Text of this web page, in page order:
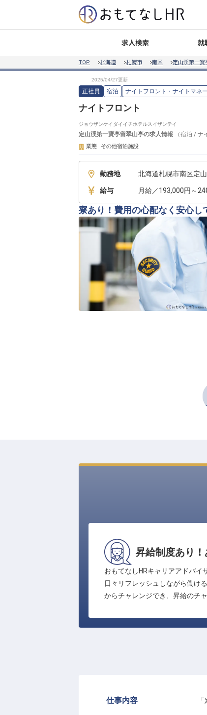
求人検索 就
TOP 北海道 札幌市 南区 定山渓第一寶
正社員 宿泊 ナイトフロント・ナイトマネ
ナイトフロント
ジョウザンケイダイイチホテルスイザンテイ
定山渓第一寶亭留翠山亭の求人情報 （宿泊 / ナ
業態 その他宿泊施設
勤務地 北海道札幌市南区定
給与 月給／193,000円～
寮あり！費用の心配なく安心
昇給制度あり
おもてなしHRキャリアアドバ
日々リフレッシュしながら働け
からチャレンジでき、昇給のチ
仕事内容